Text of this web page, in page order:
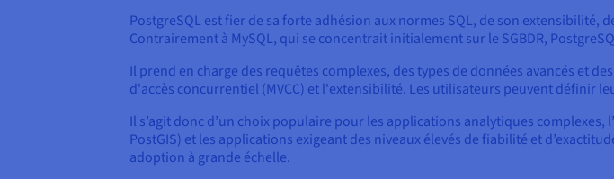
PostgreSQL est fier de sa forte adhésion aux normes SQL, de son
Contrairement à MySQL, qui se concentrait initialement sur le SGBDR,
Il prend en charge des requêtes complexes, des types de données avancés et
d'accès concurrentiel (MVCC) et l'extensibilité. Les utilisateurs peuvent définir
Il s’agit donc d’un choix populaire pour les applications analytiques
PostGIS) et les applications exigeant des niveaux élevés de fiabilité et
adoption à grande échelle.